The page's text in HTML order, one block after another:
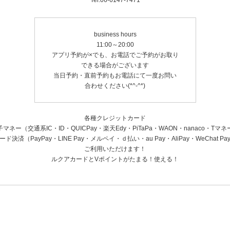
business hours
11:00～20:00
アプリ予約が×でも、お電話でご予約がお取り
できる場合がございます
当日予約・直前予約もお電話にて一度お問い
合わせください(*^-^*)
各種クレジットカード
マネー（交通系IC・ID・QUICPay・楽天Edy・PiTaPa・WAON・nanaco・Tマネ
ド決済（PayPay・LINE Pay・メルペイ・ｄ払い・au Pay・AliPay・WeChat Pay
ご利用いただけます！
ルクアカードとVポイントがたまる！使える！